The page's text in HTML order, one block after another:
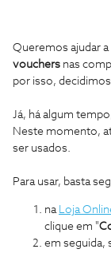
Queremos ajudar
vouchers nas
por isso,
Já, há algum
Neste momento,
ser usados.
Para usar, basta
na Loja
clique em "
em seguida,